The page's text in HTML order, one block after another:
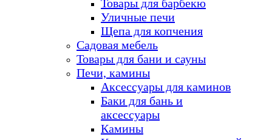
Товары для барбекю
Уличные печи
Щепа для копчения
Садовая мебель
Товары для бани и сауны
Печи, камины
Аксессуары для каминов
Баки для бань и
аксессуары
Камины